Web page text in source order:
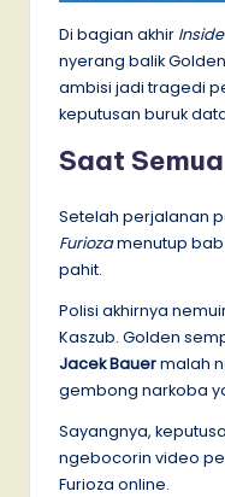
Di bagian akhir
nyerang balik
ambisi jadi tragedi
keputusan buruk
Saat
Setelah perjalanan
Furiozamenutup
pahit.
Polisi akhirnya
Kaszub. Golden
Jacek Bauermalah
gembong narkoba
Sayangnya,
ngebocorin video
Furioza online.